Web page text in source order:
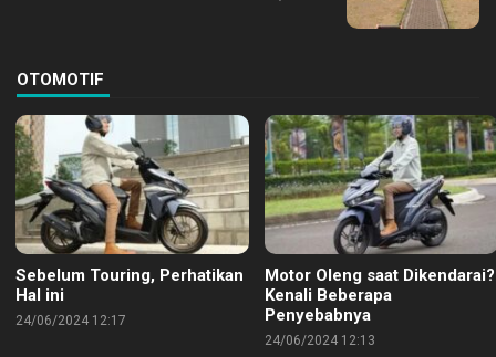
OTOMOTIF
Sebelum Touring, Perhatikan
Hal ini
24/06/2024 12:17
Motor Oleng saat Dikendarai?
Kenali Beberapa
Penyebabnya
24/06/2024 12:13